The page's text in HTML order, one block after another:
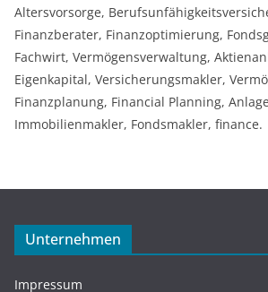
Altersvorsorge,
Finanzberater, Finanzoptimierung,
Fachwirt, Vermögensverwaltung,
Eigenkapital, Versicherungsmakler,
Finanzplanung, Financial Planning,
Immobilienmakler, Fondsmakler, finance.
Unternehmen
Impressum